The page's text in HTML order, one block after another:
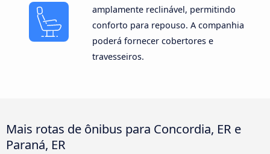
amplamente reclinável, permitindo
conforto para repouso. A companhia
poderá fornecer cobertores e
travesseiros.
Mais rotas de ônibus para Concordia, ER e
Paraná, ER